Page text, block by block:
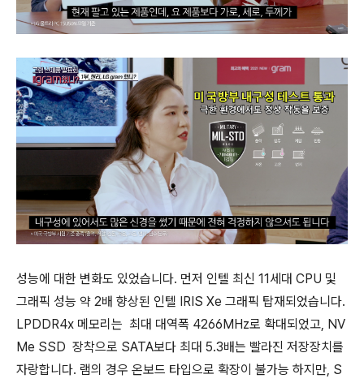
성능에 대한 변화도 있었습니다. 먼저 인텔 최신 11세대 CPU 및
그래픽 성능 약 2배 향상된 인텔 IRIS Xe 그래픽 탑재되었습니다.
LPDDR4x 메모리는 최대 대역폭 4266MHz로 확대되었고, NV
Me SSD 장착으로 SATA보다 최대 5.3배는 빨라진 저장장치를
자랑합니다. 램의 경우 온보드 타입으로 확장이 불가능 하지만, S